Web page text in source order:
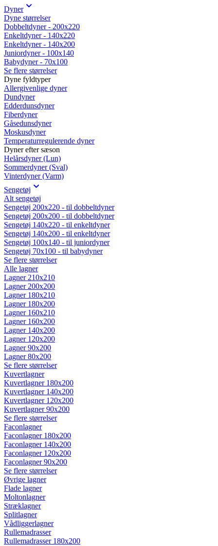
Dyner
Dyne størrelser
Dobbeltdyner - 200x220
Enkeltdyner - 140x220
Enkeltdyner - 140x200
Juniordyner - 100x140
Babydyner - 70x100
Se flere størrelser
Dyne fyldtyper
Allergivenlige dyner
Dundyner
Edderdunsdyner
Fiberdyner
Gåsedunsdyner
Moskusdyner
Temperaturregulerende dyner
Dyner efter sæson
Helårsdyner (Lun)
Sommerdyner (Sval)
Vinterdyner (Varm)
Sengetøj
Alt sengetøj
Sengetøj 200x220 - til dobbeltdyner
Sengetøj 200x200 - til dobbeltdyner
Sengetøj 140x220 - til enkeltdyner
Sengetøj 140x200 - til enkeltdyner
Sengetøj 100x140 - til juniordyner
Sengetøj 70x100 - til babydyner
Se flere størrelser
Alle lagner
Lagner 210x210
Lagner 200x200
Lagner 180x210
Lagner 180x200
Lagner 160x210
Lagner 160x200
Lagner 140x200
Lagner 120x200
Lagner 90x200
Lagner 80x200
Se flere størrelser
Kuvertlagner
Kuvertlagner 180x200
Kuvertlagner 140x200
Kuvertlagner 120x200
Kuvertlagner 90x200
Se flere størrelser
Faconlagner
Faconlagner 180x200
Faconlagner 140x200
Faconlagner 120x200
Faconlagner 90x200
Se flere størrelser
Øvrige lagner
Flade lagner
Moltonlagner
Stræklagner
Splitlagner
Vådliggerlagner
Rullemadrasser
Rullemadrasser 180x200